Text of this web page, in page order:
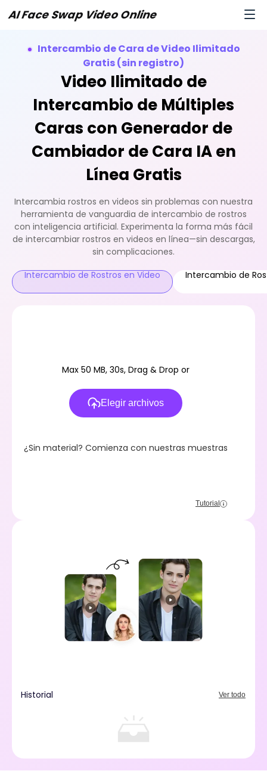
AI Face Swap Video Online
Intercambio de Cara de Video Ilimitado
Gratis (sin registro)
Video Ilimitado de
Intercambio de Múltiples
Caras con Generador de
Cambiador de Cara IA en
Línea Gratis
Intercambia rostros en videos sin problemas con nuestra
herramienta de vanguardia de intercambio de rostros
con inteligencia artificial. Experimenta la forma más fácil
de intercambiar rostros en videos en línea—sin descargas,
sin complicaciones.
Intercambio de Rostros en Video
Intercambio de
Max 50 MB, 30s, Drag & Drop or
Elegir archivos
¿Sin material? Comienza con nuestras muestras
Tutorial
Historial Ver todo